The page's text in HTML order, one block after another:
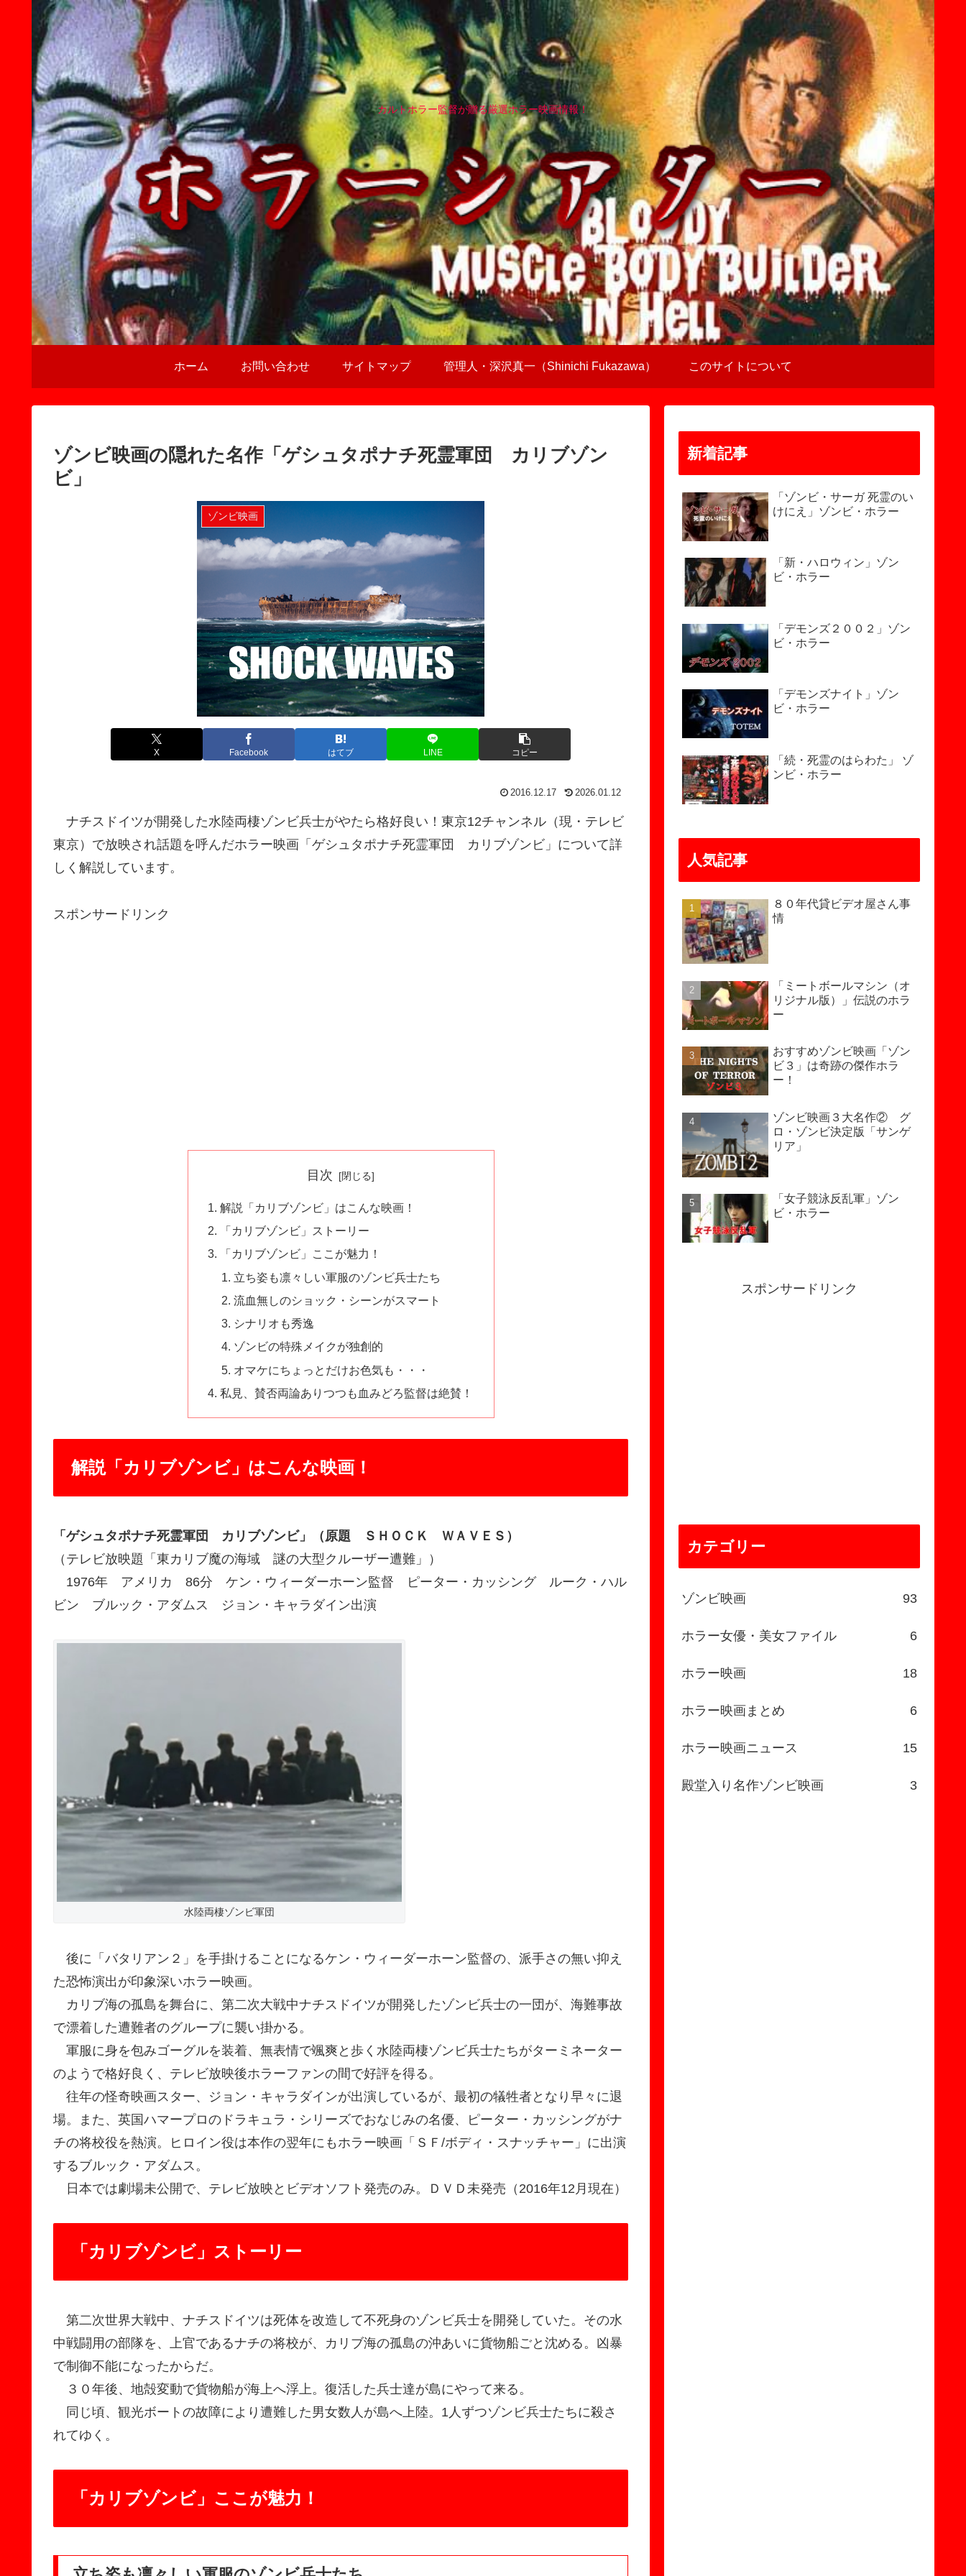
カルトホラー監督が贈る厳選ホラー映画情報！
ホーム お問い合わせ サイトマップ 管理人・深沢真一（Shinichi Fukazawa） このサイトについて
ゾンビ映画の隠れた名作「ゲシュタポナチ死霊軍団 カリブゾン
ビ」
ゾンビ映画
X Facebook はてブ LINE コピー
2016.12.17 2026.01.12
ナチスドイツが開発した水陸両棲ゾンビ兵士がやたら格好良い！東京12チャンネル（現・テレビ
東京）で放映され話題を呼んだホラー映画「ゲシュタポナチ死霊軍団 カリブゾンビ」について詳
しく解説しています。
スポンサードリンク
目次
解説「カリブゾンビ」はこんな映画！
「カリブゾンビ」ストーリー
「カリブゾンビ」ここが魅力！
立ち姿も凛々しい軍服のゾンビ兵士たち
流血無しのショック・シーンがスマート
シナリオも秀逸
ゾンビの特殊メイクが独創的
オマケにちょっとだけお色気も・・・
私見、賛否両論ありつつも血みどろ監督は絶賛！
解説「カリブゾンビ」はこんな映画！
「ゲシュタポナチ死霊軍団 カリブゾンビ」（原題 ＳＨＯＣＫ ＷＡＶＥＳ）
（テレビ放映題「東カリブ魔の海域 謎の大型クルーザー遭難」）
1976年 アメリカ 86分 ケン・ウィーダーホーン監督 ピーター・カッシング ルーク・ハル
ビン ブルック・アダムス ジョン・キャラダイン出演
水陸両棲ゾンビ軍団
後に「バタリアン２」を手掛けることになるケン・ウィーダーホーン監督の、派手さの無い抑え
た恐怖演出が印象深いホラー映画。
カリブ海の孤島を舞台に、第二次大戦中ナチスドイツが開発したゾンビ兵士の一団が、海難事故
で漂着した遭難者のグループに襲い掛かる。
軍服に身を包みゴーグルを装着、無表情で颯爽と歩く水陸両棲ゾンビ兵士たちがターミネーター
のようで格好良く、テレビ放映後ホラーファンの間で好評を得る。
往年の怪奇映画スター、ジョン・キャラダインが出演しているが、最初の犠牲者となり早々に退
場。また、英国ハマープロのドラキュラ・シリーズでおなじみの名優、ピーター・カッシングがナ
チの将校役を熱演。ヒロイン役は本作の翌年にもホラー映画「ＳＦ/ボディ・スナッチャー」に出演
するブルック・アダムス。
日本では劇場未公開で、テレビ放映とビデオソフト発売のみ。ＤＶＤ未発売（2016年12月現在）
「カリブゾンビ」ストーリー
第二次世界大戦中、ナチスドイツは死体を改造して不死身のゾンビ兵士を開発していた。その水
中戦闘用の部隊を、上官であるナチの将校が、カリブ海の孤島の沖あいに貨物船ごと沈める。凶暴
で制御不能になったからだ。
３０年後、地殻変動で貨物船が海上へ浮上。復活した兵士達が島にやって来る。
同じ頃、観光ボートの故障により遭難した男女数人が島へ上陸。1人ずつゾンビ兵士たちに殺さ
れてゆく。
「カリブゾンビ」ここが魅力！
新着記事
「ゾンビ・サーガ 死霊のい
けにえ」ゾンビ・ホラー
「新・ハロウィン」ゾン
ビ・ホラー
「デモンズ２００２」ゾン
ビ・ホラー
「デモンズナイト」ゾン
ビ・ホラー
「続・死霊のはらわた」 ゾ
ンビ・ホラー
人気記事
８０年代貸ビデオ屋さん事
情
「ミートボールマシン（オ
リジナル版）」伝説のホラ
ー
おすすめゾンビ映画「ゾン
ビ３」は奇跡の傑作ホラ
ー！
ゾンビ映画３大名作② グ
ロ・ゾンビ決定版「サンゲ
リア」
「女子競泳反乱軍」ゾン
ビ・ホラー
スポンサードリンク
カテゴリー
ゾンビ映画 93
ホラー女優・美女ファイル 6
ホラー映画 18
ホラー映画まとめ 6
ホラー映画ニュース 15
殿堂入り名作ゾンビ映画 3